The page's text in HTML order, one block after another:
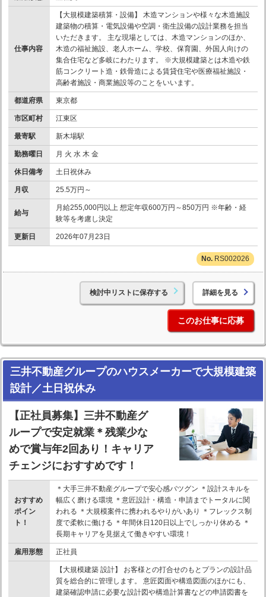
仕事内容
【大規模建築積算・設備】 木造マンションや様々な木造施設
建築物の積算・電気設備や空調・衛生設備の設計業務を担当
いただきます。 主な現場としては、木造マンションのほか、
木造の福祉施設、老人ホーム、学校、保育園、外国人向けの
集合住宅など多岐にわたります。 ※大規模建築とは木造や鉄
筋コンクリート造・鉄骨造による賃貸住宅や医療福祉施設・
高齢者施設・商業施設等のことをいいます。
都道府県 東京都
市区町村 江東区
最寄駅 新木場駅
勤務曜日 月 火 水 木 金
休日備考 土日祝休み
月収 25.5万円～
給与
月給255,000円以上 想定年収600万円～850万円 ※年齢・経
験等を考慮し決定
更新日 2026年07月23日
RS002026
検討中リストに保存する 詳細を見る
このお仕事に応募
三井不動産グループのハウスメーカーで大規模建築
設計／土日祝休み
【正社員募集】三井不動産グ
ループで安定就業＊残業少な
めで賞与年2回あり！キャリア
チェンジにおすすめです！
おすすめ
ポイン
ト！
＊大手三井不動産グループで安心感バツグン ＊設計スキルを
幅広く磨ける環境 ＊意匠設計・構造・申請までトータルに関
われる ＊大規模案件に携われるやりがいあり ＊フレックス制
度で柔軟に働ける ＊年間休日120日以上でしっかり休める ＊
長期キャリアを見据えて働きやすい環境！
雇用形態 正社員
【大規模建築 設計】 お客様との打合せのもとプランの設計品
質を総合的に管理します。 意匠図面や構造図面のほかにも、
建築確認申請に必要な設計図や構造計算書などの申請図書を